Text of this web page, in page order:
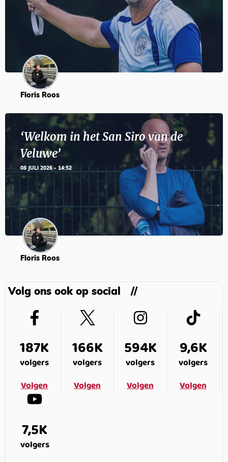
Floris Roos
‘Welkom in het San Siro van de
Veluwe’
08 JULI 2026 - 14:52
Floris Roos
Volg ons ook op social
187K
volgers
Volgen
166K
volgers
Volgen
594K
volgers
Volgen
9,6K
volgers
Volgen
7,5K
volgers